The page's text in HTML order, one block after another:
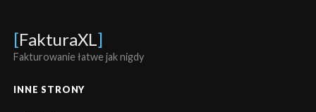
[FakturaXL ]
Fakturowanie łatwe jak nigdy
INNE STRONY